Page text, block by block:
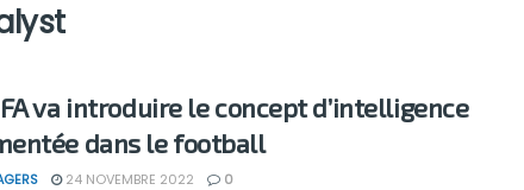
va introduire le concept d’intelligence
dans le football
24 NOVEMBRE 2022 0